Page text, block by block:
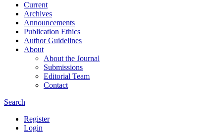
Current
Archives
Announcements
Publication Ethics
Author Guidelines
About
About the Journal
Submissions
Editorial Team
Contact
Search
Register
Login